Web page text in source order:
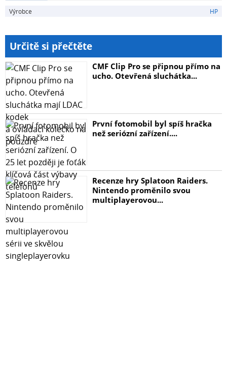
Výrobce HP
Určitě si přečtěte
CMF Clip Pro se připnou přímo na
ucho. Otevřená sluchátka...
První fotomobil byl spíš hračka
než seriózní zařízení....
Recenze hry Splatoon Raiders.
Nintendo proměnilo svou
multiplayerovou...